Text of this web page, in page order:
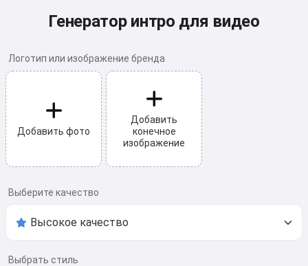
Генератор интро для видео
Логотип или изображение бренда
Добавить фото
Добавить
конечное
изображение
Выберите качество
Выбрать стиль